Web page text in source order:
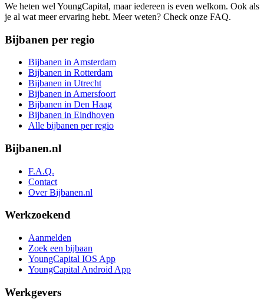
We heten wel YoungCapital, maar iedereen is even welkom. Ook als
je al wat meer ervaring hebt. Meer weten? Check onze FAQ.
Bijbanen per regio
Bijbanen in Amsterdam
Bijbanen in Rotterdam
Bijbanen in Utrecht
Bijbanen in Amersfoort
Bijbanen in Den Haag
Bijbanen in Eindhoven
Alle bijbanen per regio
Bijbanen.nl
F.A.Q.
Contact
Over Bijbanen.nl
Werkzoekend
Aanmelden
Zoek een bijbaan
YoungCapital IOS App
YoungCapital Android App
Werkgevers